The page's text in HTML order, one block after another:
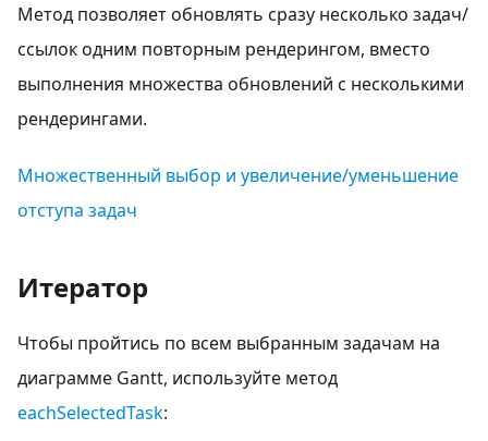
Метод позволяет обновлять сразу несколько задач/
ссылок одним повторным рендерингом, вместо
выполнения множества обновлений с несколькими
рендерингами.
Множественный выбор и увеличение/уменьшение
отступа задач
Итератор
Чтобы пройтись по всем выбранным задачам на
диаграмме Gantt, используйте метод
eachSelectedTask: